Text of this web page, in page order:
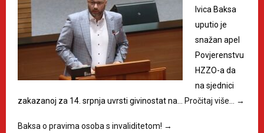
Ivica Baksa
uputio je
snažan apel
Povjerenstvu
HZZO-a da
na sjednici
zakazanoj za 14. srpnja uvrsti givinostat na…
Pročitaj više… →
Baksa o pravima osoba s invaliditetom! →